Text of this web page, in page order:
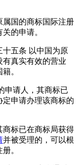
属国的商标国际注册
的申请。
十五条 以中国为原
有真实有效的营业
。
申请人，其商标已
申请办理该商标的
商标已在商标局获得
并被受理的，可以根
。